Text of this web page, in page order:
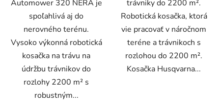
Automower 320 NERA je
spoľahlivá aj do
nerovného terénu.
Vysoko výkonná robotická
kosačka na trávu na
údržbu trávnikov do
rozlohy 2200 m² s
robustným...
trávniky do 2200 m².
Robotická kosačka, ktorá
vie pracovať v náročnom
teréne a trávnikoch s
rozlohou do 2200 m².
Kosačka Husqvarna...